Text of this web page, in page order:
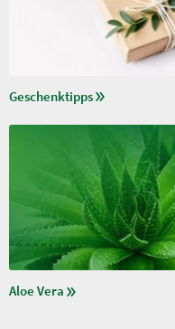
Geschenktipps
Aloe Vera